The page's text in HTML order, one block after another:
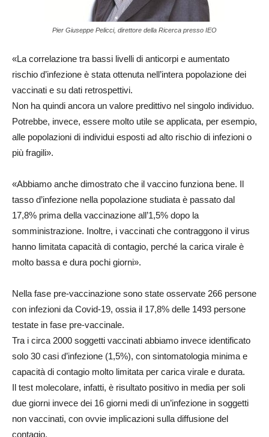
Pier Giuseppe Pelicci, direttore della Ricerca presso IEO
«La correlazione tra bassi livelli di anticorpi e aumentato
rischio d’infezione è stata ottenuta nell’intera popolazione dei
vaccinati e su dati retrospettivi.
Non ha quindi ancora un valore predittivo nel singolo individuo.
Potrebbe, invece, essere molto utile se applicata, per esempio,
alle popolazioni di individui esposti ad alto rischio di infezioni o
più fragili».
«Abbiamo anche dimostrato che il vaccino funziona bene. Il
tasso d’infezione nella popolazione studiata è passato dal
17,8% prima della vaccinazione all’1,5% dopo la
somministrazione. Inoltre, i vaccinati che contraggono il virus
hanno limitata capacità di contagio, perché la carica virale è
molto bassa e dura pochi giorni».
Nella fase pre-vaccinazione sono state osservate 266 persone
con infezioni da Covid-19, ossia il 17,8% delle 1493 persone
testate in fase pre-vaccinale.
Tra i circa 2000 soggetti vaccinati abbiamo invece identificato
solo 30 casi d’infezione (1,5%), con sintomatologia minima e
capacità di contagio molto limitata per carica virale e durata.
Il test molecolare, infatti, è risultato positivo in media per soli
due giorni invece dei 16 giorni medi di un’infezione in soggetti
non vaccinati, con ovvie implicazioni sulla diffusione del
contagio.